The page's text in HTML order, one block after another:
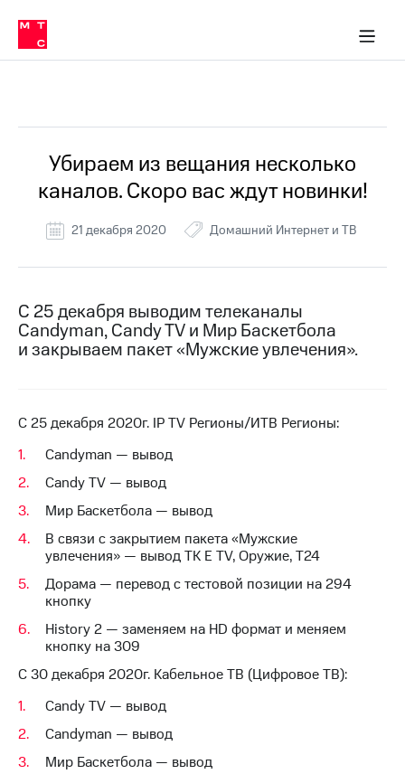
связь
Сервисы и подписки
30% на связь
кабинеты
Мобильная
и
Спутниковое
ТВ
МТС
номер
в МТС
Роуминг
Семейная
группа
Заказать
SIM-
Оформить
eSIM
SIM-
карта
иностранцев
Оформить
чистый
в МТС
Услуги
приложение
Мой
МТС
на связь
Тарифы
RED,
РИИЛ
и МТС
дешевле
при
с карты
МТС
Деньги
и подключите
ТВ
с выгодным
тарифом
Убираем из вещания несколько
каналов. Скоро вас ждут новинки!
21 декабря 2020 Домашний Интернет и ТВ
С 25 декабря выводим телеканалы
Candyman, Candy TV и Мир Баскетбола
и закрываем пакет «Мужские увлечения».
С 25 декабря 2020г. IP TV Регионы/ИТВ Регионы:
Candyman — вывод
Candy TV — вывод
Мир Баскетбола — вывод
В связи с закрытием пакета «Мужские
увлечения» — вывод ТК E TV, Оружие, Т24
Дорама — перевод с тестовой позиции на 294
кнопку
History 2 — заменяем на HD формат и меняем
кнопку на 309
С 30 декабря 2020г. Кабельное ТВ (Цифровое ТВ):
Candy TV — вывод
Candyman — вывод
Мир Баскетбола — вывод